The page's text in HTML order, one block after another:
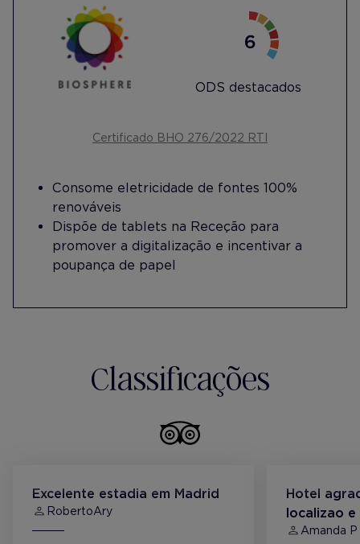
ODS destacados
Certificado BHO 276/2022 RTI
Consome eletricidade de fontes 100%
renováveis
Dispõe de tablets na Receção para
promover a digitalização e incentivar a
poupança de papel
Classificações
Excelente estadia em Madrid
RobertoAry
Hotel
localizao
Amanda P